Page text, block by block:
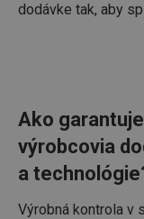
dodávke tak, aby
Ako
výrobcovia
a
Výrobná kontrola v